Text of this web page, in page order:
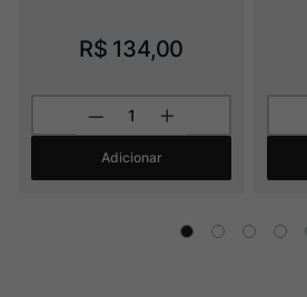
R$ 134,00
Adicionar